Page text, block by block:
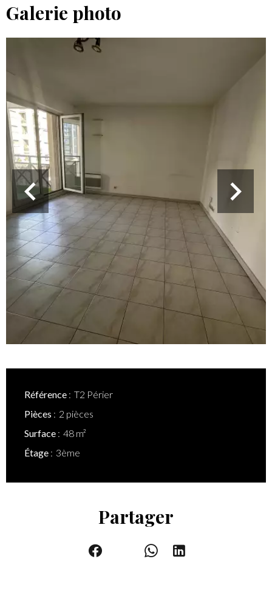
Galerie photo
Référence
T2 Périer
Pièces
2 pièces
Surface
48 m²
Étage
3ème
Partager